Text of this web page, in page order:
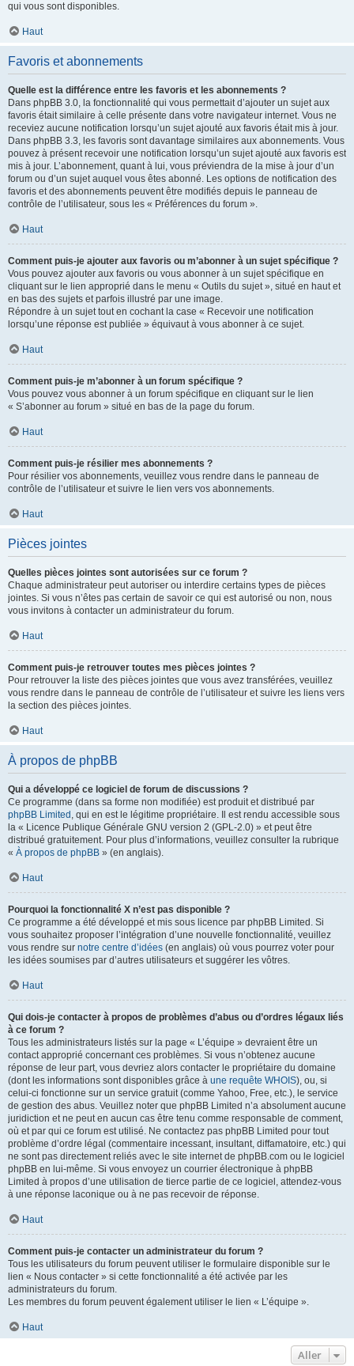
qui vous sont disponibles.
Haut
Favoris et abonnements
Quelle est la différence entre les favoris et les abonnements ?
Dans phpBB 3.0, la fonctionnalité qui vous permettait d’ajouter un sujet aux
favoris était similaire à celle présente dans votre navigateur internet. Vous ne
receviez aucune notification lorsqu’un sujet ajouté aux favoris était mis à jour.
Dans phpBB 3.3, les favoris sont davantage similaires aux abonnements. Vous
pouvez à présent recevoir une notification lorsqu’un sujet ajouté aux favoris est
mis à jour. L’abonnement, quant à lui, vous préviendra de la mise à jour d’un
forum ou d’un sujet auquel vous êtes abonné. Les options de notification des
favoris et des abonnements peuvent être modifiés depuis le panneau de
contrôle de l’utilisateur, sous les « Préférences du forum ».
Haut
Comment puis-je ajouter aux favoris ou m’abonner à un sujet spécifique ?
Vous pouvez ajouter aux favoris ou vous abonner à un sujet spécifique en
cliquant sur le lien approprié dans le menu « Outils du sujet », situé en haut et
en bas des sujets et parfois illustré par une image.
Répondre à un sujet tout en cochant la case « Recevoir une notification
lorsqu’une réponse est publiée » équivaut à vous abonner à ce sujet.
Haut
Comment puis-je m’abonner à un forum spécifique ?
Vous pouvez vous abonner à un forum spécifique en cliquant sur le lien
« S’abonner au forum » situé en bas de la page du forum.
Haut
Comment puis-je résilier mes abonnements ?
Pour résilier vos abonnements, veuillez vous rendre dans le panneau de
contrôle de l’utilisateur et suivre le lien vers vos abonnements.
Haut
Pièces jointes
Quelles pièces jointes sont autorisées sur ce forum ?
Chaque administrateur peut autoriser ou interdire certains types de pièces
jointes. Si vous n’êtes pas certain de savoir ce qui est autorisé ou non, nous
vous invitons à contacter un administrateur du forum.
Haut
Comment puis-je retrouver toutes mes pièces jointes ?
Pour retrouver la liste des pièces jointes que vous avez transférées, veuillez
vous rendre dans le panneau de contrôle de l’utilisateur et suivre les liens vers
la section des pièces jointes.
Haut
À propos de phpBB
Qui a développé ce logiciel de forum de discussions ?
Ce programme (dans sa forme non modifiée) est produit et distribué par
phpBB Limited , qui en est le légitime propriétaire. Il est rendu accessible sous
la « Licence Publique Générale GNU version 2 (GPL-2.0) » et peut être
distribué gratuitement. Pour plus d’informations, veuillez consulter la rubrique
« À propos de phpBB » (en anglais).
Haut
Pourquoi la fonctionnalité X n’est pas disponible ?
Ce programme a été développé et mis sous licence par phpBB Limited. Si
vous souhaitez proposer l’intégration d’une nouvelle fonctionnalité, veuillez
vous rendre sur notre centre d’idées (en anglais) où vous pourrez voter pour
les idées soumises par d’autres utilisateurs et suggérer les vôtres.
Haut
Qui dois-je contacter à propos de problèmes d’abus ou d’ordres légaux liés
à ce forum ?
Tous les administrateurs listés sur la page « L’équipe » devraient être un
contact approprié concernant ces problèmes. Si vous n’obtenez aucune
réponse de leur part, vous devriez alors contacter le propriétaire du domaine
(dont les informations sont disponibles grâce à une requête WHOIS), ou, si
celui-ci fonctionne sur un service gratuit (comme Yahoo, Free, etc.), le service
de gestion des abus. Veuillez noter que phpBB Limited n’a absolument aucune
juridiction et ne peut en aucun cas être tenu comme responsable de comment,
où et par qui ce forum est utilisé. Ne contactez pas phpBB Limited pour tout
problème d’ordre légal (commentaire incessant, insultant, diffamatoire, etc.) qui
ne sont pas directement reliés avec le site internet de phpBB.com ou le logiciel
phpBB en lui-même. Si vous envoyez un courrier électronique à phpBB
Limited à propos d’une utilisation de tierce partie de ce logiciel, attendez-vous
à une réponse laconique ou à ne pas recevoir de réponse.
Haut
Comment puis-je contacter un administrateur du forum ?
Tous les utilisateurs du forum peuvent utiliser le formulaire disponible sur le
lien « Nous contacter » si cette fonctionnalité a été activée par les
administrateurs du forum.
Les membres du forum peuvent également utiliser le lien « L’équipe ».
Haut
Aller